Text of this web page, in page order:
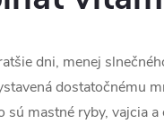
dni, menej
dostatočnému
mastné ryby, vajcia